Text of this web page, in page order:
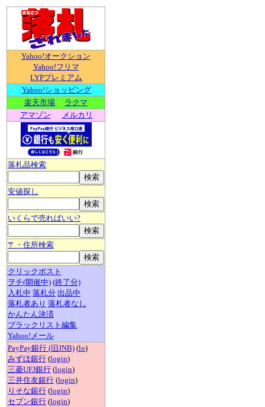
Yahoo!オークション
Yahoo!フリマ
LYPプレミアム
Yahoo!ショッピング
楽天市場
ラクマ
アマゾン
メルカリ
落札品検索
安値探し
いくらで売ればいい?
〒・住所検索
クリックポスト
ヲチ(開催中) (終了分)
入札中 落札分 出品中
落札者あり 落札者なし
かんたん決済
ブラックリスト編集
Yahoo!メール
PayPay銀行 (旧JNB) (lo)
みずほ銀行 (login)
三菱UFJ銀行 (login)
三井住友銀行 (login)
りそな銀行 (login)
セブン銀行 (login)